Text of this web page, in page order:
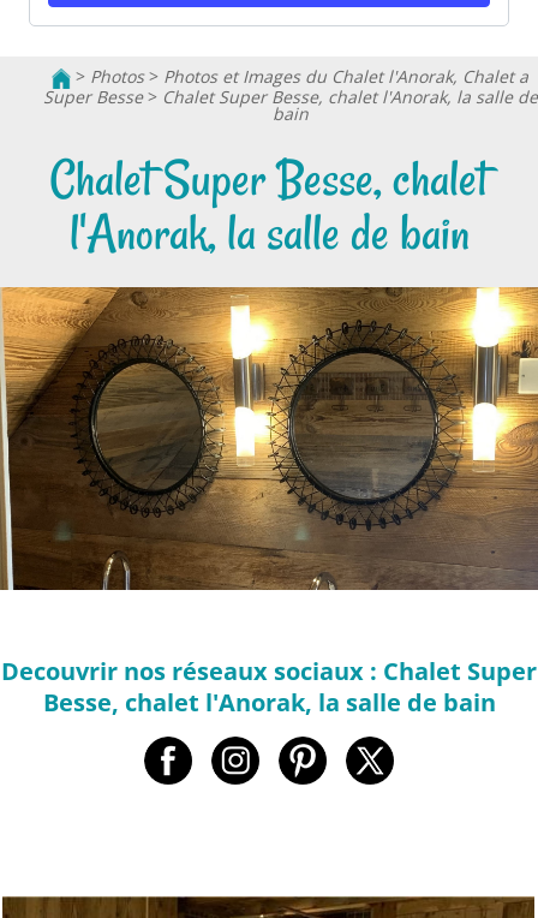
> Photos> Photos et Images du Chalet l'Anorak, Chalet a
Super Besse> Chalet Super Besse, chalet l'Anorak, la salle de
bain
Chalet Super Besse, chalet
l'Anorak, la salle de bain
Decouvrir nos réseaux sociaux : Chalet Super
Besse, chalet l'Anorak, la salle de bain